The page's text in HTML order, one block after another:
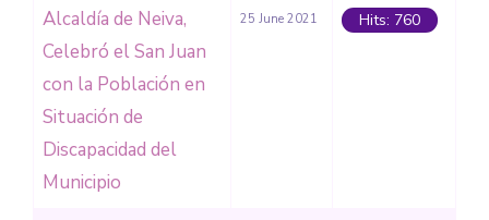
Alcaldía de Neiva,
Celebró el San Juan
con la Población en
Situación de
Discapacidad del
Municipio
25 June 2021 Hits: 760